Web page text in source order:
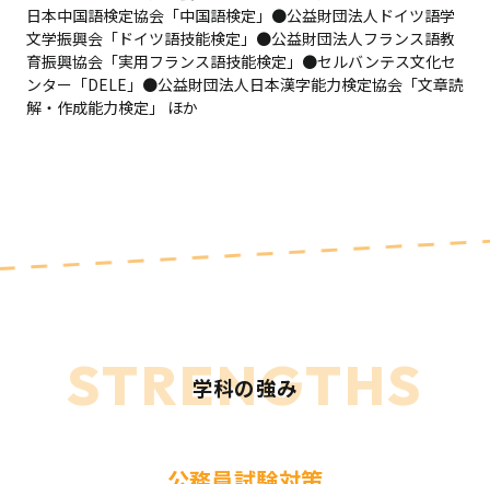
日本中国語検定協会「中国語検定」●公益財団法人ドイツ語学
文学振興会「ドイツ語技能検定」●公益財団法人フランス語教
育振興協会「実用フランス語技能検定」●セルバンテス文化セ
ンター「DELE」●公益財団法人日本漢字能力検定協会「文章読
解・作成能力検定」 ほか
STRENGTHS
学科の強み